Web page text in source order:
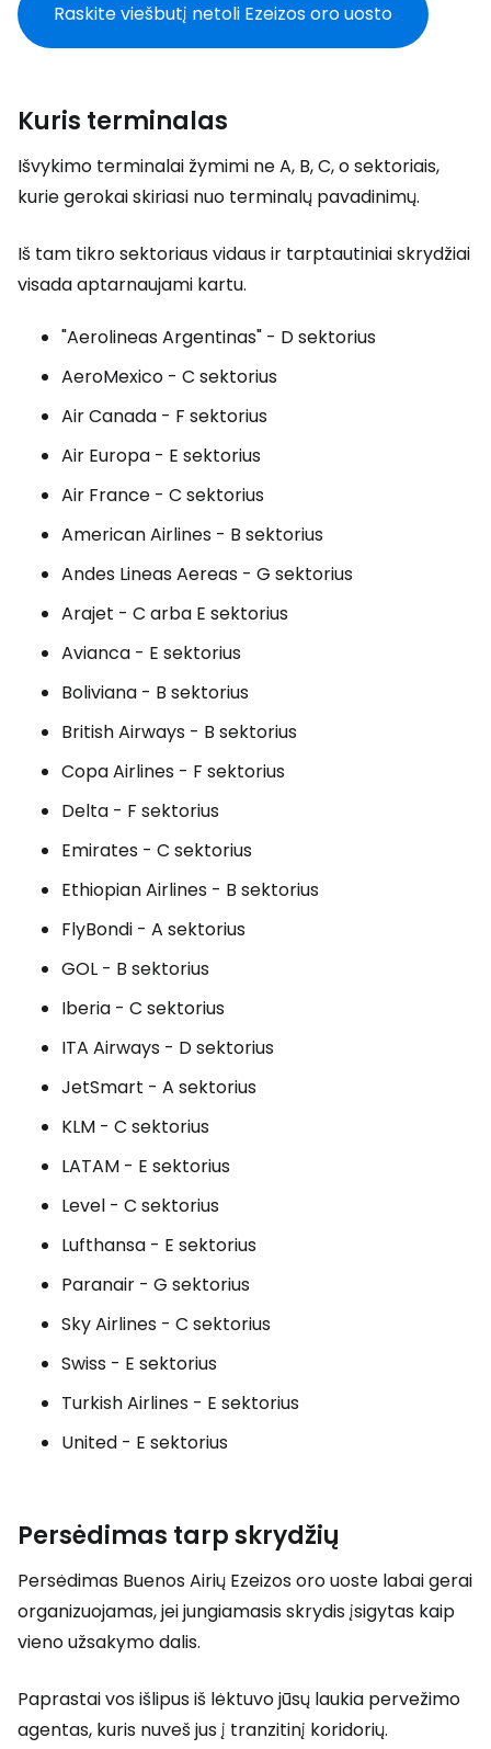
Raskite viešbutį netoli Ezeizos oro uosto
Kuris terminalas
Išvykimo terminalai žymimi ne A, B, C, o sektoriais,
kurie gerokai skiriasi nuo terminalų pavadinimų.
Iš tam tikro sektoriaus vidaus ir tarptautiniai skrydžiai
visada aptarnaujami kartu.
"Aerolineas Argentinas" - D sektorius
AeroMexico - C sektorius
Air Canada - F sektorius
Air Europa - E sektorius
Air France - C sektorius
American Airlines - B sektorius
Andes Lineas Aereas - G sektorius
Arajet - C arba E sektorius
Avianca - E sektorius
Boliviana - B sektorius
British Airways - B sektorius
Copa Airlines - F sektorius
Delta - F sektorius
Emirates - C sektorius
Ethiopian Airlines - B sektorius
FlyBondi - A sektorius
GOL - B sektorius
Iberia - C sektorius
ITA Airways - D sektorius
JetSmart - A sektorius
KLM - C sektorius
LATAM - E sektorius
Level - C sektorius
Lufthansa - E sektorius
Paranair - G sektorius
Sky Airlines - C sektorius
Swiss - E sektorius
Turkish Airlines - E sektorius
United - E sektorius
Persėdimas tarp skrydžių
Persėdimas Buenos Airių Ezeizos oro uoste labai gerai
organizuojamas, jei jungiamasis skrydis įsigytas kaip
vieno užsakymo dalis.
Paprastai vos išlipus iš lėktuvo jūsų laukia pervežimo
agentas, kuris nuveš jus į tranzitinį koridorių.